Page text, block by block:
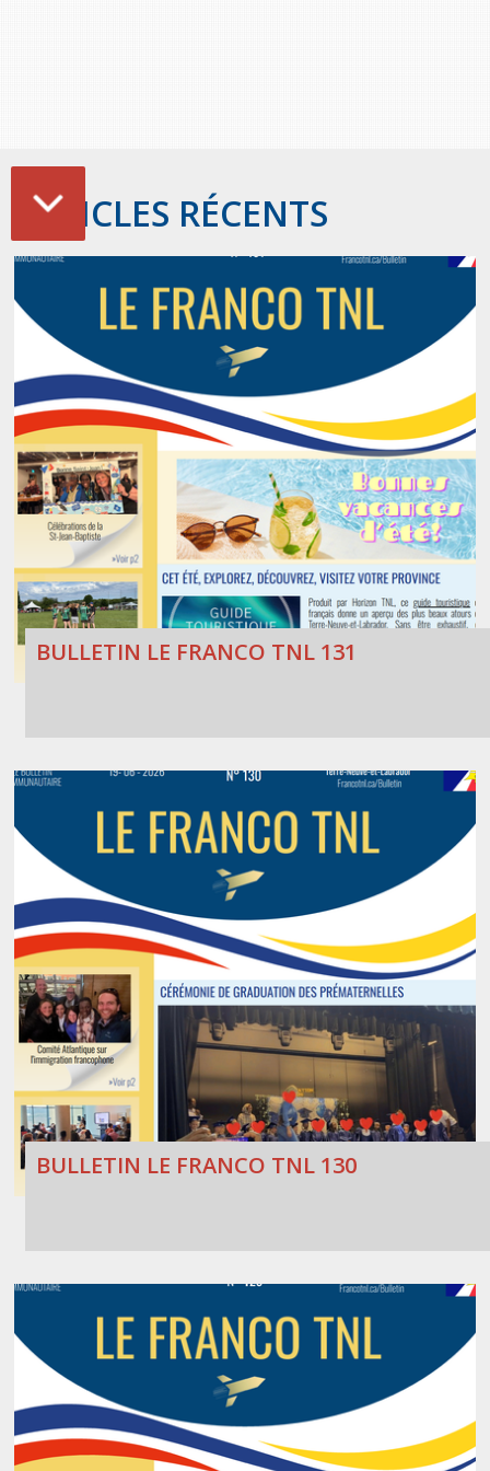
Dominic Demers
Yulia Kudryakova
ARTICLES RÉCENTS
BULLETIN LE FRANCO TNL 131
BULLETIN LE FRANCO TNL 130